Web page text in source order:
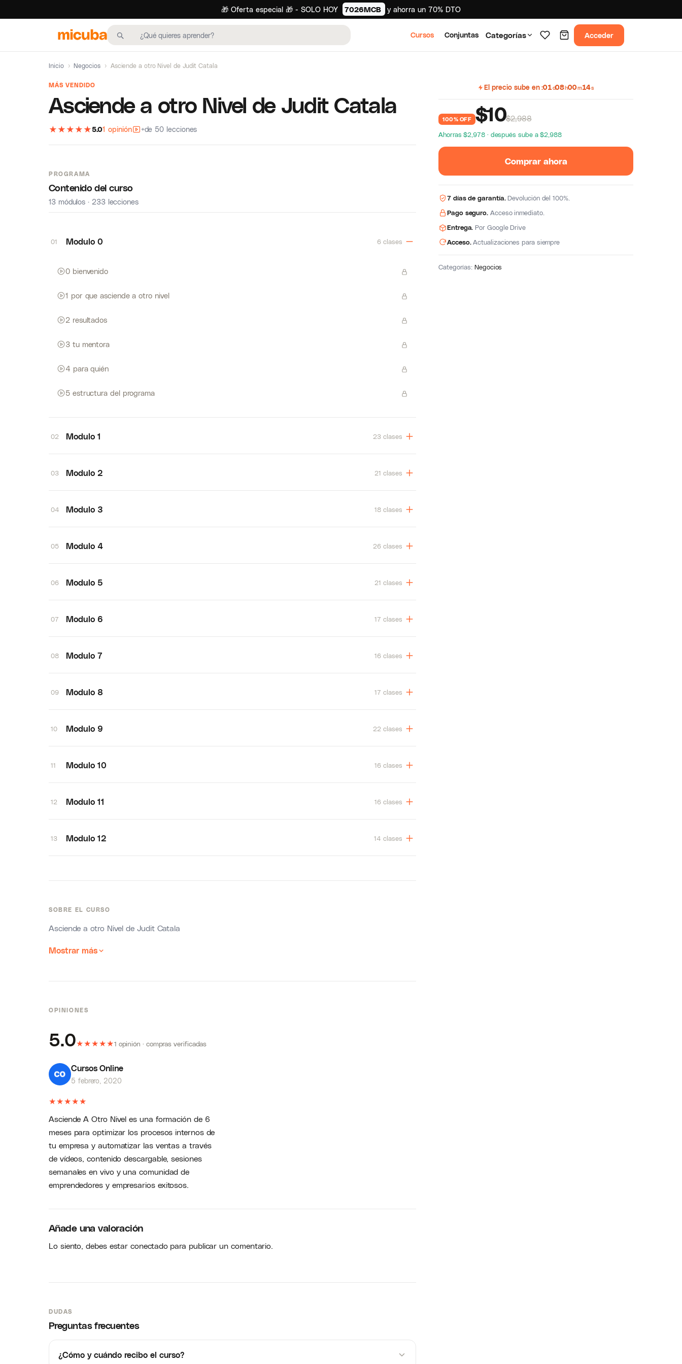
🎁 Oferta especial 🎁 - SOLO HOY 7026MCB y ahorra un 70% DTO
Cursos Conjuntas Categorías Acceder
Inicio › Negocios › Asciende a otro Nivel de Judit Catala
MÁS VENDIDO
Asciende a otro Nivel de Judit Catala
★ ★ ★ ★ ★5.01 opinión +de 50 lecciones
SOBRE EL CURSO
Asciende a otro Nivel de Judit Catala
Mostrar más
PROGRAMA
Contenido del curso
13 módulos · 233 lecciones
01 Modulo 0 6 clases
0 bienvenido
1 por que asciende a otro nivel
2 resultados
3 tu mentora
4 para quién
5 estructura del programa
02 Modulo 1 23 clases
03 Modulo 2 21 clases
04 Modulo 3 18 clases
05 Modulo 4 26 clases
06 Modulo 5 21 clases
07 Modulo 6 17 clases
08 Modulo 7 16 clases
09 Modulo 8 17 clases
10 Modulo 9 22 clases
11 Modulo 10 16 clases
12 Modulo 11 16 clases
13 Modulo 12 14 clases
OPINIONES
5.0★★★★★1 opinión · compras verificadas
Cursos Online
5 febrero, 2020
★★★★★
Asciende A Otro Nivel es una formación de 6
meses para optimizar los procesos internos de
tu empresa y automatizar las ventas a través
de vídeos, contenido descargable, sesiones
semanales en vivo y una comunidad de
emprendedores y empresarios exitosos.
Añade una valoración
Lo siento, debes estarconectadopara publicar un comentario.
DUDAS
Preguntas frecuentes
¿Cómo y cuándo recibo el curso?
El precio sube en 01d08h00m13s
100% OFF $10$2,988
Ahorras $2,978 · después sube a $2,988
Comprar ahora
7 días de garantía.Devolución del 100%.
Pago seguro. Acceso inmediato.
Entrega. Por Google Drive
Acceso.Actualizaciones para siempre
Categorías:Negocios